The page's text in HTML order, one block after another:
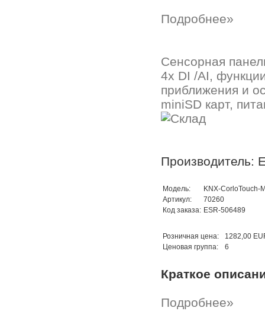
Подробнее»
Сенсорная
4x DI /AI,
приближения и
miniSD карт,
Производитель:
Модель:
KNX-CorloTouch-
Артикул:
70260
Код заказа: ESR-506489
Розничная цена:
1282,00
Ценовая группа:
6
Краткое
Подробнее»